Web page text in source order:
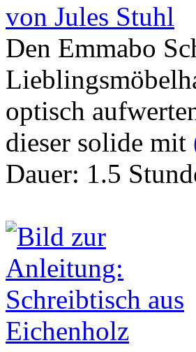
von Jules Stuhl
Den Emmabo
optisch
dieser solide mit
Dauer: 1.5